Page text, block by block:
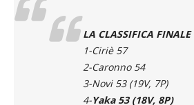
LA CLASSIFICA FINALE
1-Ciriè 57
2-Caronno 54
3-Novi 53 (19V, 7P)